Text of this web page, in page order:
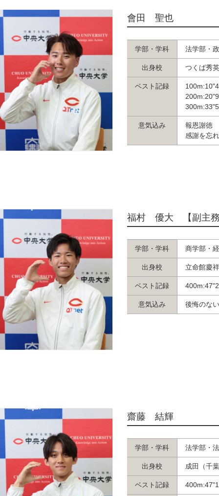
會田 聖也
学部・学科 法学部・
出身校 つくば秀
ベスト記録
意気込み
報恩謝徳
感謝を忘
福村 優大 【副主
学部・学科 商学部・
出身校 立命館慶
ベスト記録
意気込み 後悔のな
齋藤 結輝
学部・学科 法学部・
出身校 成田（千
ベスト記録